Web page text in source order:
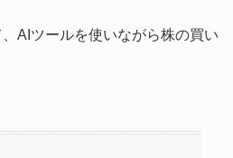
AIツールを使いながら株の買い